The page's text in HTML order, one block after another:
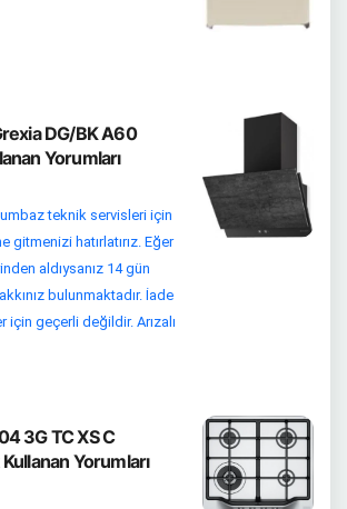
DG/BK A60
Yorumları
teknik servisleri için
gitmenizi hatırlatırız. Eğer
aldıysanız 14 gün
bulunmaktadır. İade
için geçerli değildir. Arızalı
3G TC XS C
Yorumları